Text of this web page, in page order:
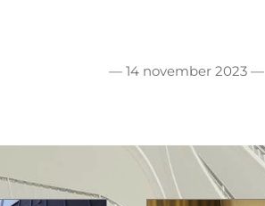
— 14 november 2023 —